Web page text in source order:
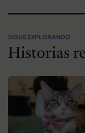
SIGUE EXPLORANDO
Historias